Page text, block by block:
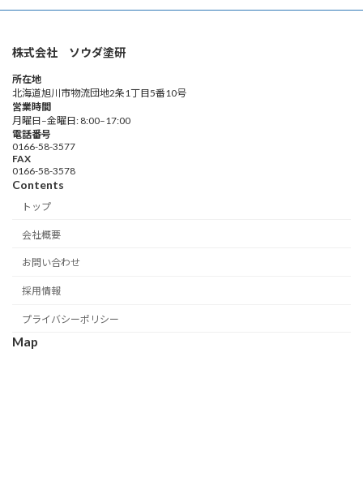
株式会社 ソウダ塗研
所在地
北海道旭川市物流団地2条1丁目5番10号
営業時間
月曜日–金曜日: 8:00–17:00
電話番号
0166-58-3577
FAX
0166-58-3578
Contents
トップ
会社概要
お問い合わせ
採用情報
プライバシーポリシー
Map